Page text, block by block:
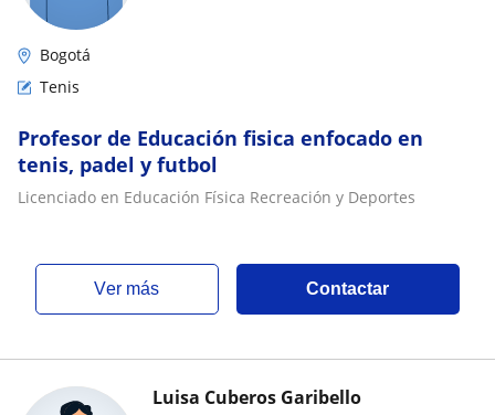
Bogotá
Tenis
Profesor de Educación fisica enfocado en
tenis, padel y futbol
Licenciado en Educación Física Recreación y Deportes
ver más Contactar
Luisa Cuberos Garibello